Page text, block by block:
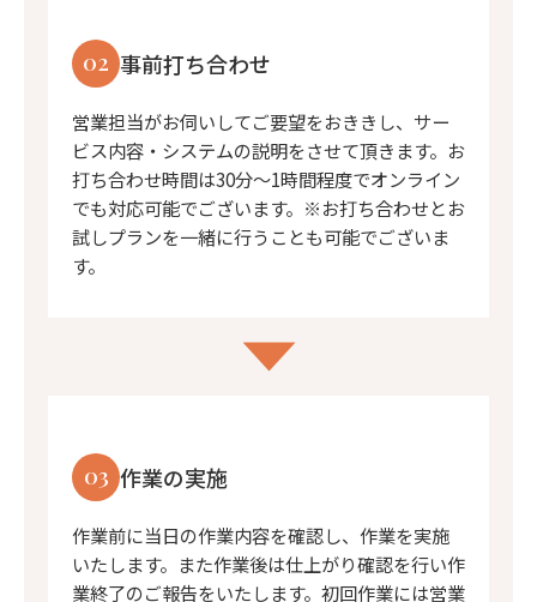
02 事前打ち合わせ
営業担当がお伺いしてご要望をおききし、サー
ビス内容・システムの説明をさせて頂きます。お
打ち合わせ時間は30分〜1時間程度でオンライン
でも対応可能でございます。※お打ち合わせとお
試しプランを一緒に行うことも可能でございま
す。
03 作業の実施
作業前に当日の作業内容を確認し、作業を実施
いたします。また作業後は仕上がり確認を行い作
業終了のご報告をいたします。初回作業には営業